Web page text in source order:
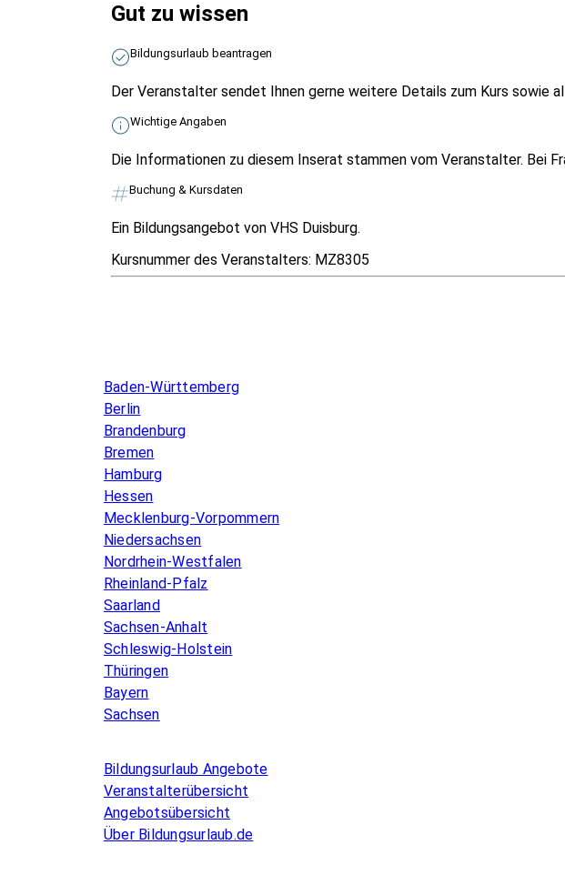
Gut zu wissen
Bildungsurlaub beantragen
Der Veranstalter sendet Ihnen gerne weitere Details zum Kurs sowie
Wichtige Angaben
Die Informationen zu diesem Inserat stammen vom Veranstalter. Bei
Buchung & Kursdaten
Ein Bildungsangebot von VHS Duisburg.
Kursnummer des Veranstalters: MZ8305
Baden-Württemberg
Berlin
Brandenburg
Bremen
Hamburg
Hessen
Mecklenburg-Vorpommern
Niedersachsen
Nordrhein-Westfalen
Rheinland-Pfalz
Saarland
Sachsen-Anhalt
Schleswig-Holstein
Thüringen
Bayern
Sachsen
Bildungsurlaub Angebote
Veranstalterübersicht
Angebotsübersicht
Über Bildungsurlaub.de